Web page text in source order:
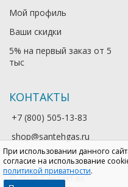
При использовании данного
согласие на использование
политикой приватности.
Мой профиль
Ваши скидки
5% на первый заказ от 5
тыс
КОНТАКТЫ
+7 (800) 505-13-83
shop@santehgas.ru
© 2026 СантехГаз